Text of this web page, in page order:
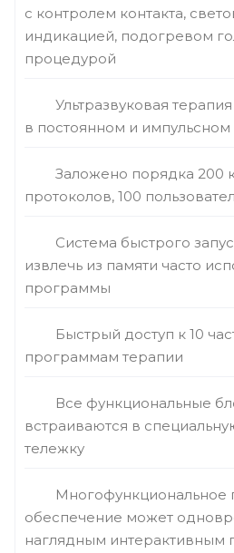
с контролем контакта,
индикацией, подогревом
процедурой
Ультразвуковая
в постоянном и
Заложено порядка 200
протоколов, 100
Система быстрого
извлечь из памяти часто
программы
Быстрый доступ к 10
программам терапии
Все функциональные
встраиваются в
тележку
Многофункциональное
обеспечение может
наглядным интерактивным